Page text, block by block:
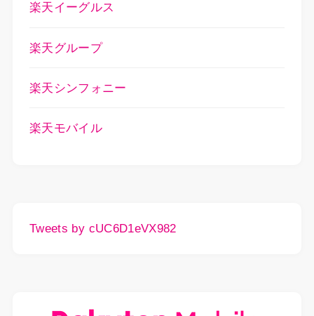
楽天イーグルス
楽天グループ
楽天シンフォニー
楽天モバイル
Tweets by cUC6D1eVX982